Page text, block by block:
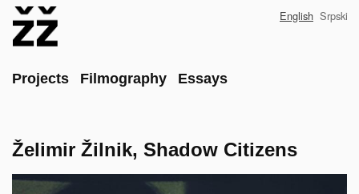
Main
Projects Filmography Essays
English Srpski
Želimir Žilnik, Shadow Citizens
Poster